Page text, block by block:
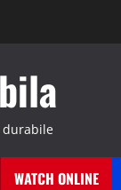
durabile
WATCH ONLINE